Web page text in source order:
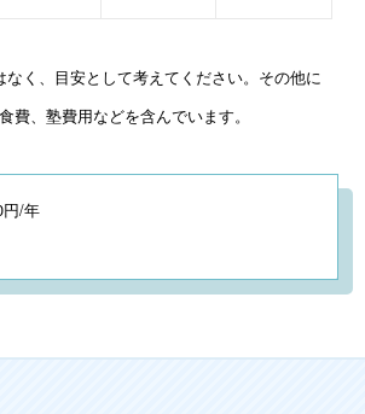
く、目安として考えてください。その他に
費、塾費用などを含んでいます。
/年